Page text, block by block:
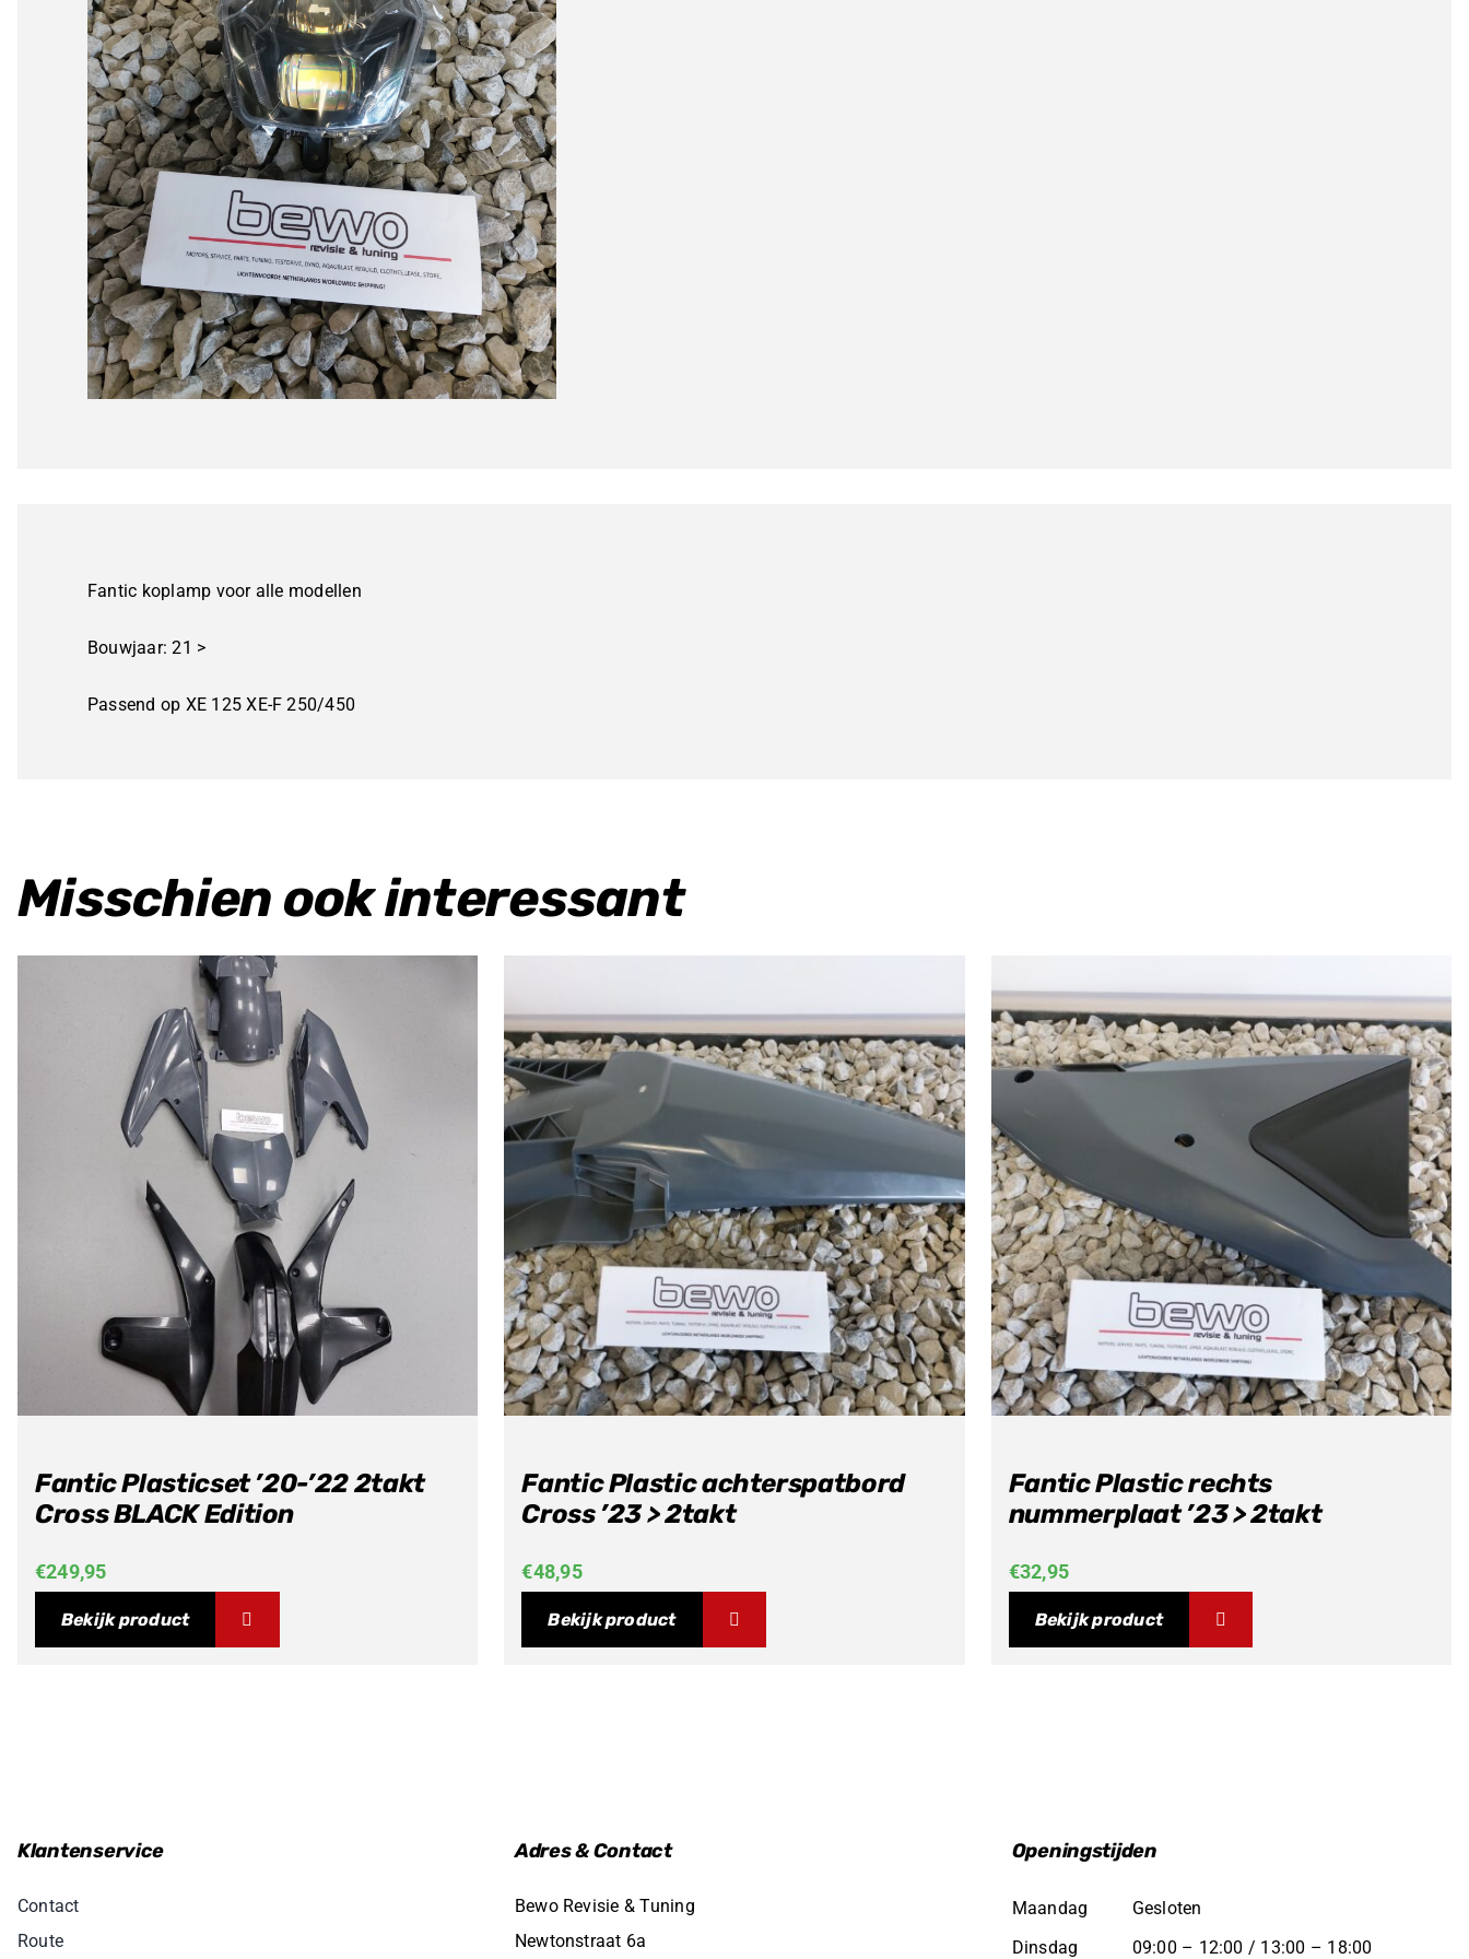
Fantic koplamp voor alle modellen
Bouwjaar: 21 >
Passend op XE 125 XE-F 250/450
Misschien ook interessant
Fantic Plasticset ’20-’22 2takt
Cross BLACK Edition
€249,95
Bekijk product
Fantic Plastic achterspatbord
Cross ’23 > 2takt
€48,95
Bekijk product
Fantic Plastic rechts
nummerplaat ’23 > 2takt
€32,95
Bekijk product
Klantenservice
Contact
Route
Adres & Contact
Bewo Revisie & Tuning
Newtonstraat 6a
Openingstijden
Maandag
Gesloten
Dinsdag
09:00 – 12:00 / 13:00 – 18:00